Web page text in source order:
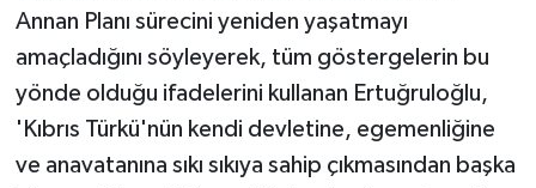
Annan Planı sürecini yeniden yaşatmayı
amaçladığını söyleyerek, tüm göstergelerin bu
yönde olduğu ifadelerini kullanan Ertuğruloğlu,
'Kıbrıs Türkü'nün kendi devletine, egemenliğine
ve anavatanına sıkı sıkıya sahip çıkmasından başka